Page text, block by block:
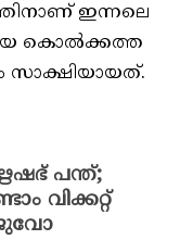
ഇന്നലെ
കൊല്‍ക്കത്ത
ഋഷഭ് പന്ത്;
വിക്കറ്റ്